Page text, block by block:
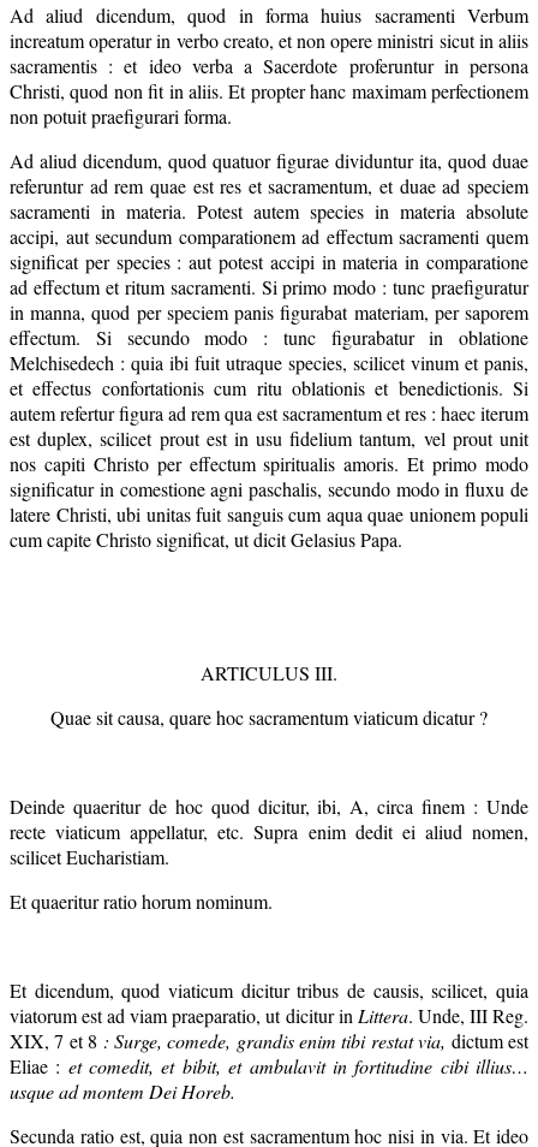
Ad aliud dicendum, quod in forma huius sacramenti Verbum
increatum operatur in verbo creato, et non opere ministri sicut in aliis
sacramentis : et ideo verba a Sacerdote proferuntur in persona
Christi, quod non fit in aliis. Et propter hanc maximam perfectionem
non potuit praefigurari forma.
Ad aliud dicendum, quod quatuor figurae dividuntur ita, quod duae
referuntur ad rem quae est res et sacramentum, et duae ad speciem
sacramenti in materia. Potest autem species in materia absolute
accipi, aut secundum comparationem ad effectum sacramenti quem
significat per species : aut potest accipi in materia in comparatione
ad effectum et ritum sacramenti. Si primo modo : tunc praefiguratur
in manna, quod per speciem panis figurabat materiam, per saporem
effectum. Si secundo modo : tunc figurabatur in oblatione
Melchisedech : quia ibi fuit utraque species, scilicet vinum et panis,
et effectus confortationis cum ritu oblationis et benedictionis. Si
autem refertur figura ad rem qua est sacramentum et res : haec iterum
est duplex, scilicet prout est in usu fidelium tantum, vel prout unit
nos capiti Christo per effectum spiritualis amoris. Et primo modo
significatur in comestione agni paschalis, secundo modo in fluxu de
latere Christi, ubi unitas fuit sanguis cum aqua quae unionem populi
cum capite Christo significat, ut dicit Gelasius Papa.
ARTICULUS III.
Quae sit causa, quare hoc sacramentum viaticum dicatur ?
Deinde quaeritur de hoc quod dicitur, ibi, A, circa finem : Unde
recte viaticum appellatur, etc. Supra enim dedit ei aliud nomen,
scilicet Eucharistiam.
Et quaeritur ratio horum nominum.
Et dicendum, quod viaticum dicitur tribus de causis, scilicet, quia
viatorum est ad viam praeparatio, ut dicitur in Littera. Unde, III Reg.
XIX, 7 et 8 : Surge, comede, grandis enim tibi restat via, dictum est
Eliae : et comedit, et bibit, et ambulavit in fortitudine cibi illius…
usque ad montem Dei Horeb.
Secunda ratio est, quia non est sacramentum hoc nisi in via. Et ideo